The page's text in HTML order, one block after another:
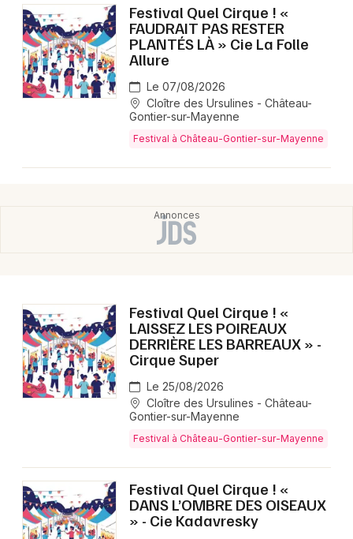
Festival Quel Cirque ! «
FAUDRAIT PAS RESTER
PLANTÉS LÀ » Cie La Folle
Allure
Le 07/08/2026
Cloître des Ursulines - Château-
Gontier-sur-Mayenne
Festival à Château-Gontier-sur-Mayenne
Festival Quel Cirque ! «
LAISSEZ LES POIREAUX
DERRIÈRE LES BARREAUX » -
Cirque Super
Le 25/08/2026
Cloître des Ursulines - Château-
Gontier-sur-Mayenne
Festival à Château-Gontier-sur-Mayenne
Festival Quel Cirque ! «
DANS L’OMBRE DES OISEAUX
» - Cie Kadavresky